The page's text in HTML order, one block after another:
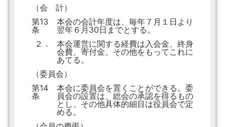
（会 計）
第13
条
本会の会計年度は、毎年７月１日より
翌年６月30日までとする。
２．
本会運営に関する経費は入会金、終身
会費、寄付金、その他をもってこれに
あてる。
（委員会）
第14
条
本会に委員会を置くことができる。委
員会の設置は、総会の承認を得るもの
とし、その他具体的細目は役員会で定
める。